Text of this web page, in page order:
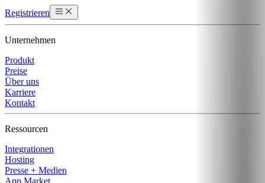
Registrieren
Unternehmen
Produkt
Preise
Über uns
Karriere
Kontakt
Ressourcen
Integrationen
Hosting
Presse + Medien
App Market